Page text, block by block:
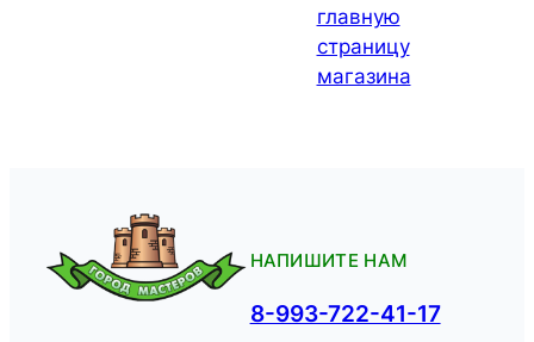
главную
страницу
магазина
НАПИШИТЕ НАМ
8-993-722-41-17